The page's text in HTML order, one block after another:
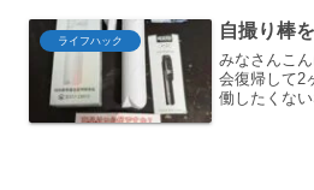
は現場のコ
ライフハック 自撮り棒
みなさんこ
会復帰して2
働したくな